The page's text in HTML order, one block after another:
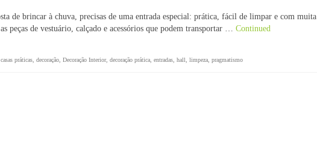
de brincar à chuva, precisas de uma entrada especial: prática, fácil de limpar e com muita
peças de vestuário, calçado e acessórios que podem transportar … Continued
casas práticas decoração Decoração Interior, decoração prática entradas hall limpeza pragmatismo